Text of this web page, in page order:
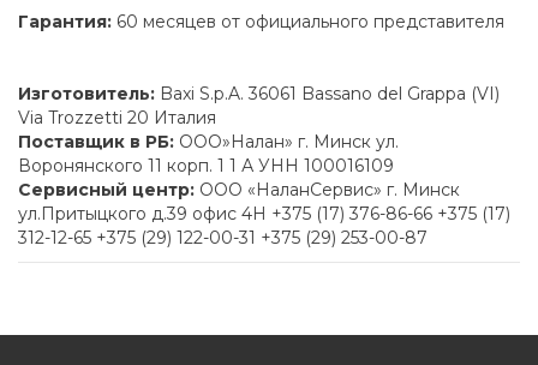
Гарантия: 60 месяцев от официального представителя
Изготовитель: Baxi S.p.A. 36061 Bassano del Grappa (VI)
Via Trozzetti 20 Италия
Поставщик в РБ: ООО»Налан» г. Минск ул.
Воронянского 11 корп. 1 1 А УНН 100016109
Сервисный центр: ООО «НаланСервис» г. Минск
ул.Притыцкого д.39 офис 4H +375 (17) 376-86-66 +375 (17)
312-12-65 +375 (29) 122-00-31 +375 (29) 253-00-87